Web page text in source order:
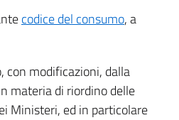
codice del consumo, a
con modificazioni, dalla
materia di riordino delle
Ministeri, ed in particolare